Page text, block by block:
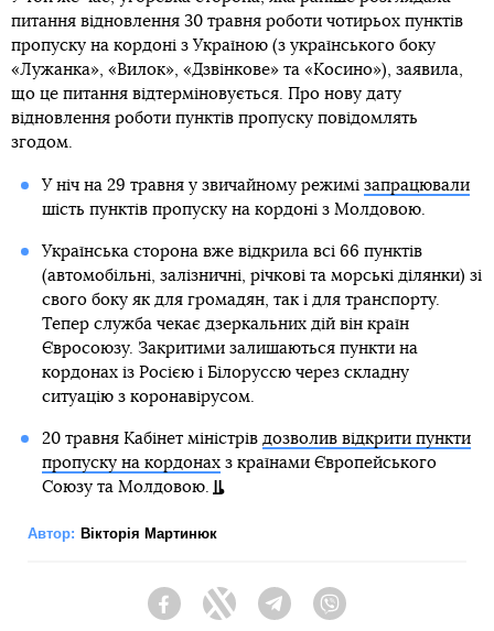
питання відновлення 30 травня роботи чотирьох пунктів
пропуску на кордоні з Україною (з українського боку
«Лужанка», «Вилок», «Дзвінкове» та «Косино»), заявила,
що це питання відтерміновується. Про нову дату
відновлення роботи пунктів пропуску повідомлять
згодом.
У ніч на 29 травня у звичайному режимі запрацювали
шість пунктів пропуску на кордоні з Молдовою.
Українська сторона вже відкрила всі 66 пунктів
(автомобільні, залізничні, річкові та морські ділянки) зі
свого боку як для громадян, так і для транспорту.
Тепер служба чекає дзеркальних дій він країн
Євросоюзу. Закритими залишаються пункти на
кордонах із Росією і Білоруссю через складну
ситуацію з коронавірусом.
20 травня Кабінет міністрів дозволив відкрити пункти
пропуску на кордонахз країнами Європейського
Союзу та Молдовою.
Автор: Вікторія Мартинюк
FacebookTwitter Telegram